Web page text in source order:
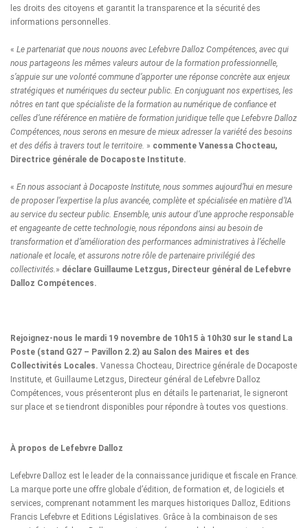
les droits des citoyens et garantit la transparence et la sécurité des
informations personnelles.
« Le partenariat que nous nouons avec Lefebvre Dalloz Compétences, avec qui
nous partageons les mêmes valeurs autour de la formation professionnelle,
s’appuie sur une volonté commune d’apporter une réponse concrète aux enjeux
stratégiques et numériques du secteur public. En conjuguant nos expertises, les
nôtres en tant que spécialiste de la formation au numérique de confiance et
celles d’une référence en matière de formation juridique telle que Lefebvre Dalloz
Compétences, nous serons en mesure de mieux adresser la variété des besoins
et des défis à travers tout le territoire. » commente Vanessa Chocteau,
Directrice générale de Docaposte Institute.
« En nous associant à Docaposte Institute, nous sommes aujourd’hui en mesure
de proposer l’expertise la plus avancée, complète et spécialisée en matière d’IA
au service du secteur public. Ensemble, unis autour d’une approche responsable
et engageante de cette technologie, nous répondons ainsi au besoin de
transformation et d’amélioration des performances administratives à l’échelle
nationale et locale, et assurons notre rôle de partenaire privilégié des
collectivités.» déclare Guillaume Letzgus, Directeur général de Lefebvre
Dalloz Compétences.
Rejoignez-nous le mardi 19 novembre de 10h15 à 10h30 sur le stand La
Poste (stand G27 – Pavillon 2.2) au Salon des Maires et des
Collectivités Locales. Vanessa Chocteau, Directrice générale de Docaposte
Institute, et Guillaume Letzgus, Directeur général de Lefebvre Dalloz
Compétences, vous présenteront plus en détails le partenariat, le signeront
sur place et se tiendront disponibles pour répondre à toutes vos questions.
À propos de Lefebvre Dalloz
Lefebvre Dalloz est le leader de la connaissance juridique et fiscale en France.
La marque porte une offre globale d’édition, de formation et, de logiciels et
services, comprenant notamment les marques historiques Dalloz, Editions
Francis Lefebvre et Editions Législatives. Grâce à la combinaison de ses